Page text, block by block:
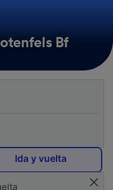
Bf
Ida y vuelta